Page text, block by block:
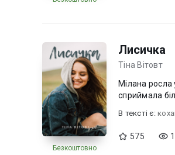
Безкоштовно
Лисичка
Тіна Вітовт
Мілана росла
сприймала
В текcті є:
575